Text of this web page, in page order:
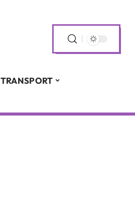
TRANSPORT